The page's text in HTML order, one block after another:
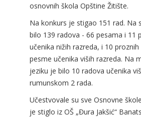
osnovnih škola Opštine Žitište.
Na konkurs je stigao 151 rad. Na
bilo 139 radova - 66 pesama i 11
učenika nižih razreda, i 10
pesme učenika viših razreda. Na
jeziku je bilo 10 radova učenika
rumunskom 2 rada.
Učestvovale su sve Osnovne
je stiglo iz OŠ „Đura Jakšić“